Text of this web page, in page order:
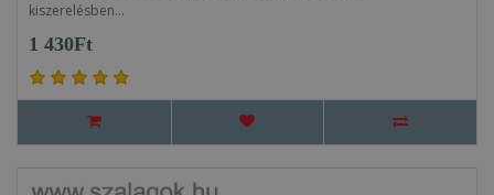
kiszerelésben...
1 430Ft